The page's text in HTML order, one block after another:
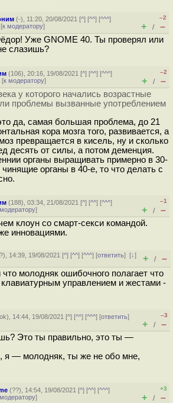
(-), 11:20, 20/08/2021 [^] [^^] [^^^]
к модератору]
–2
+ / –
Уже GNOME 40. Ты проверял или
слазишь?
(106), 20:16, 19/08/2021 [^] [^^] [^^^]
к модератору]
–2
+ / –
у которого начались возрастные
проблемы вызванные употреблением
да, самая большая проблема, до 21
кора мозга того, развивается, а
превращается в кисель, ну и сколько
десять от силы, а потом деменция.
органы выращивать примерно в 30-
органы в 40-е, то что делать с
(188), 03:34, 21/08/2021 [^] [^^] [^^^]
]
–1
+ / –
клоун со смарт-секси командой.
инновациями.
), 14:39, 19/08/2021 [^] [^^] [^^^] [ответить][↓]
+ / –
молодняк ошибочного полагает что
управлением и жестами -
ok), 14:44, 19/08/2021 [^] [^^] [^^^] [ответить]
–3
+ / –
Это ты правильно, это ты —
я — молодняк, ты же не обо мне,
(??), 14:54, 19/08/2021 [^] [^^] [^^^]
]
+3
+ / –